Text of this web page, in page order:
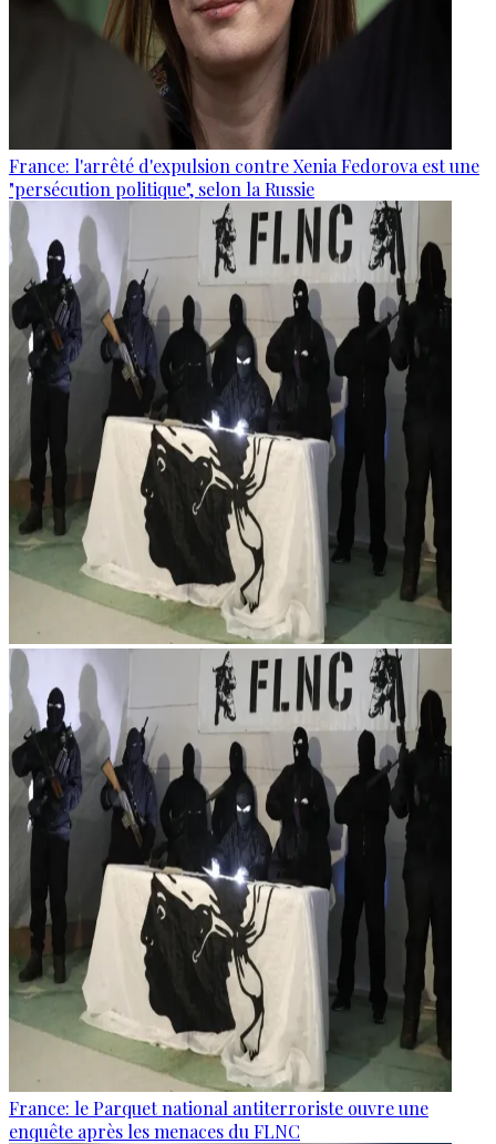
France: l'arrêté d'expulsion contre Xenia Fedorova est une
"persécution politique", selon la Russie
France: le Parquet national antiterroriste ouvre une
enquête après les menaces du FLNC